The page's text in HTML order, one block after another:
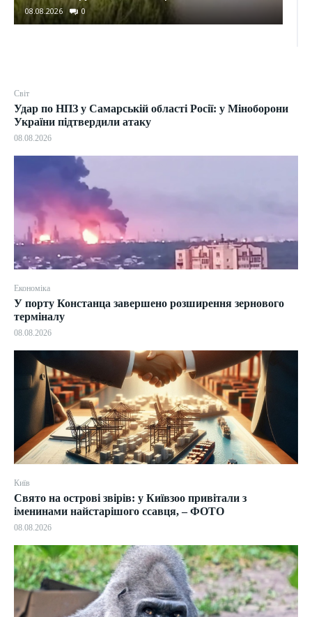
08.08.2026 0
Світ
Удар по НПЗ у Самарській області Росії: у Міноборони
України підтвердили атаку
08.08.2026
Економіка
У порту Констанца завершено розширення зернового
терміналу
08.08.2026
Київ
Свято на острові звірів: у Київзоо привітали з
іменинами найстарішого ссавця, – ФОТО
08.08.2026